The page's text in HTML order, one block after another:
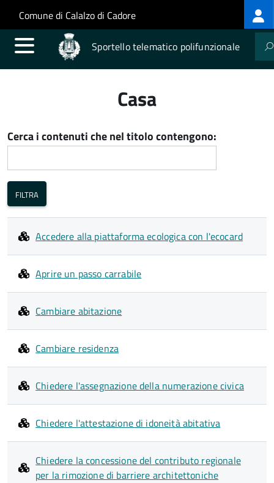
Salta al contenuto principale
Skip to site navigation
Comune di Calalzo di Cadore
Sportello telematico polifunzionale
Casa
Cerca i contenuti che nel titolo contengono:
Accedere alla piattaforma ecologica con l'ecocard
Aprire un passo carrabile
Cambiare abitazione
Cambiare residenza
Chiedere l'assegnazione della numerazione civica
Chiedere l'attestazione di idoneità abitativa
Chiedere la concessione del contributo regionale
per la rimozione di barriere architettoniche